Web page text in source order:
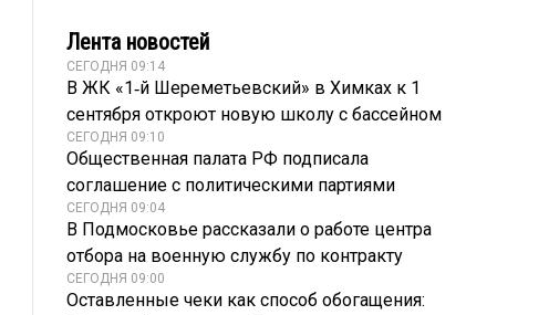
Лента новостей
СЕГОДНЯ 09:14
В ЖК «1‑й Шереметьевский» в Химках к 1
сентября откроют новую школу с бассейном
СЕГОДНЯ 09:10
Общественная палата РФ подписала
соглашение с политическими партиями
СЕГОДНЯ 09:04
В Подмосковье рассказали о работе центра
отбора на военную службу по контракту
СЕГОДНЯ 09:00
Оставленные чеки как способ обогащения: